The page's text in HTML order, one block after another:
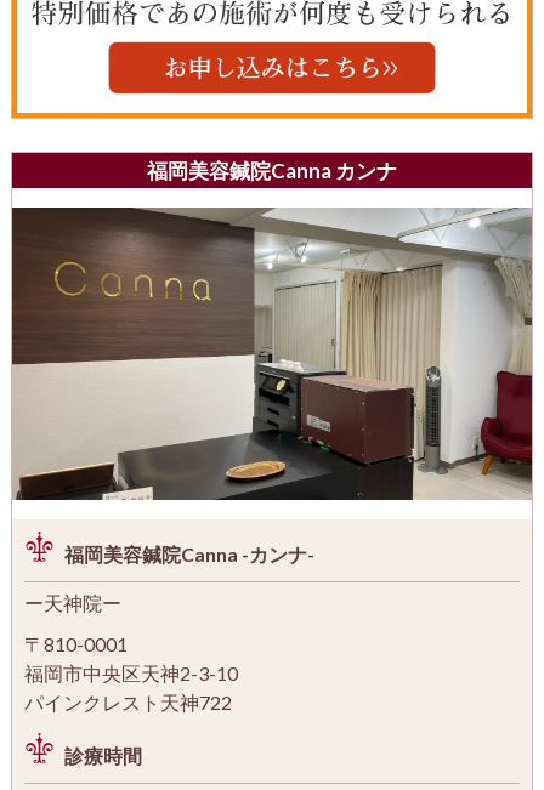
福岡美容鍼院Canna カンナ
福岡美容鍼院Canna -カンナ-
ー天神院ー
〒810-0001
福岡市中央区天神2-3-10
パインクレスト天神722
診療時間